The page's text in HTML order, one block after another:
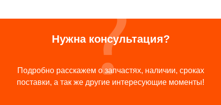
Нужна консультация?
Подробно расскажем о запчастях, наличии, сроках
поставки, а так же другие интересующие моменты!